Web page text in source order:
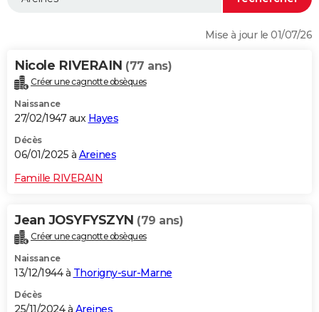
Alimentation
Guide de la santé
Maladies
Médicaments
Sommeil
VOYAGE
Destinations
City break
Voyage nature
Voyage de noces
Forum
Climat
+PHOTO
GUIDES D'ACHAT
Carte de Noël
Carte Bonne année
Carte Saint-Valentin
Carte Pâques
Carte d'anniversaire
DICTIONNAIRE
Dictionnaire
Biographies
Citations
Expressions
Proverbes
PROGRAMME TV
S'inscrire
Se connecter
Lycées
Collèges
Primaires
Universités
Entreprises
Service militaire
Avis de recherche
Mise à jour le 01/07/26
Nicole RIVERAIN (77 ans)
Créer une cagnotte obsèques
Naissance
27/02/1947 aux Hayes
Décès
06/01/2025 à Areines
Famille RIVERAIN
Jean JOSYFYSZYN (79 ans)
Créer une cagnotte obsèques
Naissance
13/12/1944 à Thorigny-sur-Marne
Décès
25/11/2024 à Areines